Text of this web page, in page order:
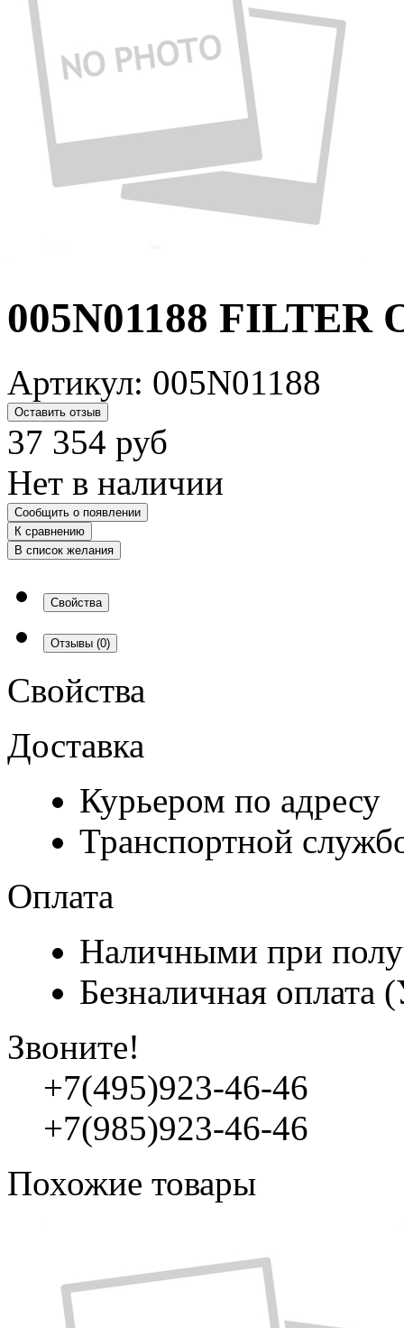
005N01188 FILTER
Артикул: 005N01188
Оставить отзыв
37 354 руб
Нет в наличии
Сообщить о появлении
К сравнению
В список желания
Свойства
Отзывы (0)
Свойства
Доставка
Курьером по адресу
Транспортной
Оплата
Наличными при
Безналичная
Звоните!
+7(495)923-46-46
+7(985)923-46-46
Похожие товары